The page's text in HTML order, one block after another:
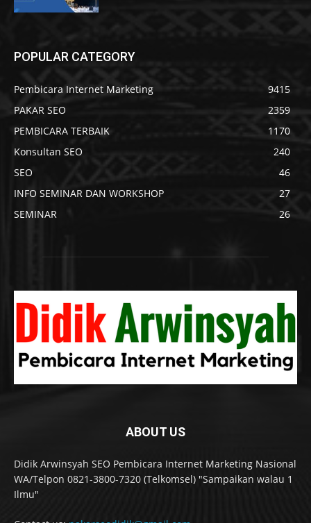
POPULAR CATEGORY
Pembicara Internet Marketing
9415
PAKAR SEO
2359
PEMBICARA TERBAIK
1170
Konsultan SEO
240
SEO
46
INFO SEMINAR DAN WORKSHOP
27
SEMINAR
26
ABOUT US
Didik Arwinsyah SEO Pembicara Internet Marketing Nasional
WA/Telpon 0821-3800-7320 (Telkomsel) "Sampaikan walau 1
Ilmu"